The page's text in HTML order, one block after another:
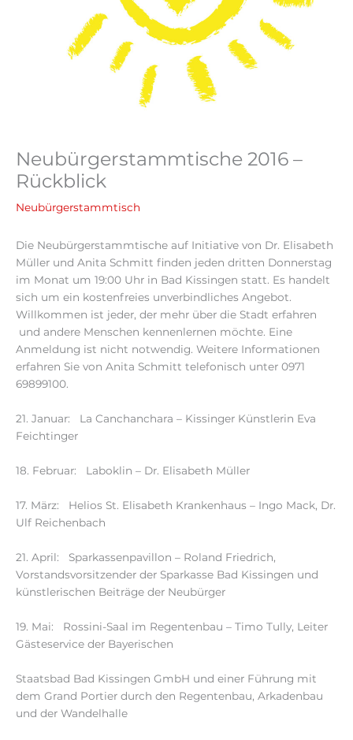
Neubürgerstammtische 2016 –
Rückblick
Neubürgerstammtisch
Die Neubürgerstammtische auf Initiative von Dr. Elisabeth
Müller und Anita Schmitt finden jeden dritten Donnerstag
im Monat um 19:00 Uhr in Bad Kissingen statt. Es handelt
sich um ein kostenfreies unverbindliches Angebot.
Willkommen ist jeder, der mehr über die Stadt erfahren
und andere Menschen kennenlernen möchte. Eine
Anmeldung ist nicht notwendig. Weitere Informationen
erfahren Sie von Anita Schmitt telefonisch unter 0971
69899100.
21. Januar: La Canchanchara – Kissinger Künstlerin Eva
Feichtinger
18. Februar: Laboklin – Dr. Elisabeth Müller
17. März: Helios St. Elisabeth Krankenhaus – Ingo Mack, Dr.
Ulf Reichenbach
21. April: Sparkassenpavillon – Roland Friedrich,
Vorstandsvorsitzender der Sparkasse Bad Kissingen und
künstlerischen Beiträge der Neubürger
19. Mai: Rossini-Saal im Regentenbau – Timo Tully, Leiter
Gästeservice der Bayerischen
Staatsbad Bad Kissingen GmbH und einer Führung mit
dem Grand Portier durch den Regentenbau, Arkadenbau
und der Wandelhalle